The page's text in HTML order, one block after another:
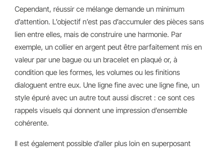
Cependant, réussir ce mélange demande un minimum
d’attention. L’objectif n’est pas d’accumuler des pièces sans
lien entre elles, mais de construire une harmonie. Par
exemple, un collier en argent peut être parfaitement mis en
valeur par une bague ou un bracelet en plaqué or, à
condition que les formes, les volumes ou les finitions
dialoguent entre eux. Une ligne fine avec une ligne fine, un
style épuré avec un autre tout aussi discret : ce sont ces
rappels visuels qui donnent une impression d’ensemble
cohérente.
Il est également possible d’aller plus loin en superposant